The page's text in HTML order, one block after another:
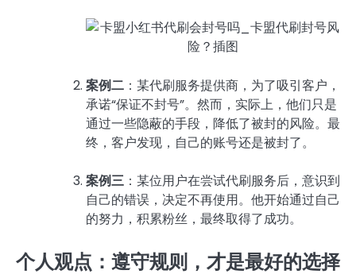
案例二 ：某代刷服务提供商，为了吸引客户，
承诺“保证不封号”。然而，实际上，他们只是
通过一些隐蔽的手段，降低了被封的风险。最
终，客户发现，自己的账号还是被封了。
案例三 ：某位用户在尝试代刷服务后，意识到
自己的错误，决定不再使用。他开始通过自己
的努力，积累粉丝，最终取得了成功。
个人观点：遵守规则，才是最好的选择